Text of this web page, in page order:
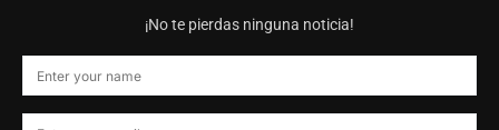
¡No te pierdas ninguna noticia!